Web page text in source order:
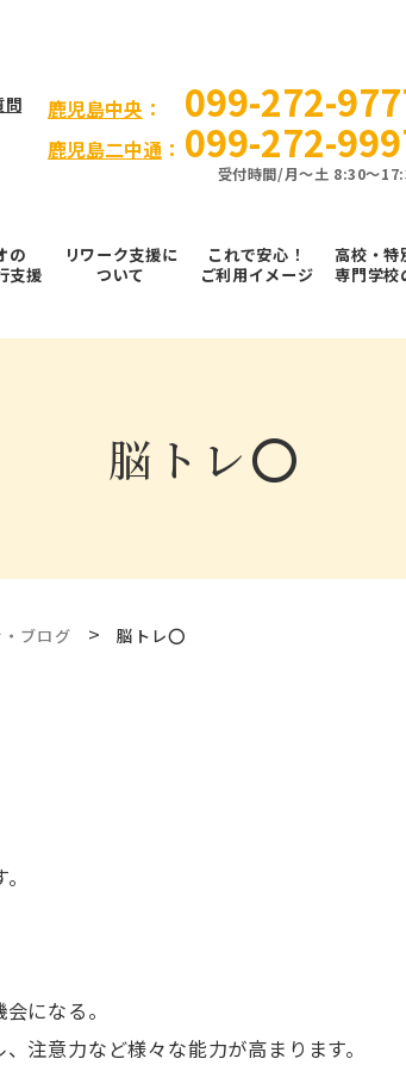
問 ⿅児島中央 ： 099-272-
鹿児島二中通： 099-272-
受付時間/⽉〜⼟ 8:30～
の
⽀援
リワーク支援に
ついて
これで安⼼！
ご利⽤イメージ
高校・特
専門学校
脳トレ⭕️
ブログ > 脳トレ⭕️
になる。
注意力など様々な能力が高まります。